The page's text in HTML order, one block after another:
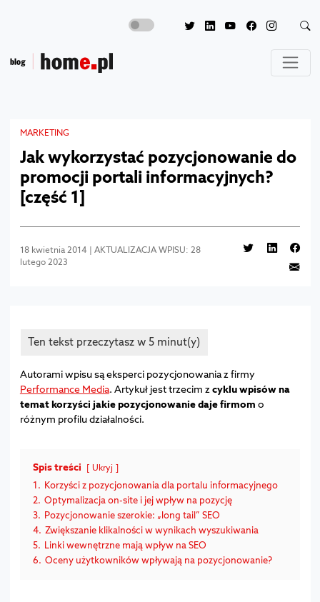
MARKETING
Jak wykorzystać pozycjonowanie do
promocji portali informacyjnych?
[część 1]
18 kwietnia 2014 | AKTUALIZACJA WPISU: 28
lutego 2023
Autorami wpisu są eksperci pozycjonowania z firmy
Performance Media. Artykuł jest trzecim z cyklu wpisów na
temat korzyści jakie pozycjonowanie daje firmom o
różnym profilu działalności.
Spis treści Ukryj
1. Korzyści z pozycjonowania dla portalu informacyjnego
2. Optymalizacja on-site i jej wpływ na pozycję
3. Pozycjonowanie szerokie: „long tail” SEO
4. Zwiększanie klikalności w wynikach wyszukiwania
5. Linki wewnętrzne mają wpływ na SEO
6. Oceny użytkowników wpływają na pozycjonowanie?